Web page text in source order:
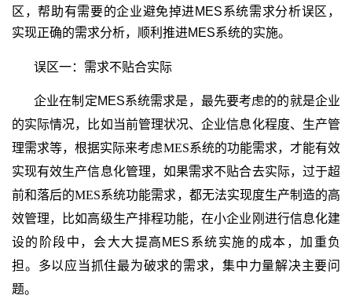
区，帮助有需要的企业避免掉进MES系统需求分析误区，
实现正确的需求分析，顺利推进MES系统的实施。
误区一：需求不贴合实际
企业在制定MES系统需求是，最先要考虑的的就是企业
的实际情况，比如当前管理状况、企业信息化程度、生产管
理需求等，根据实际来考虑MES系统的功能需求，才能有效
实现有效生产信息化管理，如果需求不贴合去实际，过于超
前和落后的MES系统功能需求，都无法实现度生产制造的高
效管理，比如高级生产排程功能，在小企业刚进行信息化建
设的阶段中，会大大提高MES 系统实施的成本，加重负
担。多以应当抓住最为破求的需求，集中力量解决主要问
题。